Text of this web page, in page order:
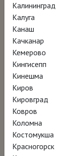
НАГРАДЫ
программы
– участник
Смотреть
Калининград
Калуга
Канаш
Качканар
Кемерово
Кингисепп
Кинешма
Киров
Кировград
Ковров
Коломна
Костомукша
Красногорск